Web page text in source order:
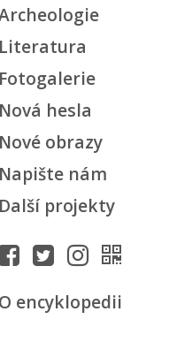
Literatura
Fotogalerie
Nová hesla
Nové obrazy
Napište nám
Další projekty
O encyklopedii